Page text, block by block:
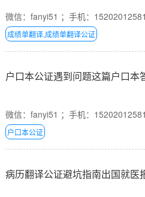
微信：fanyi51 ；手机：15202012581
成绩单翻译,成绩单翻译公证
户口本公证遇到问题这篇户口本
微信：fanyi51 ；手机：15202012581
户口本公证
病历翻译公证避坑指南出国就医